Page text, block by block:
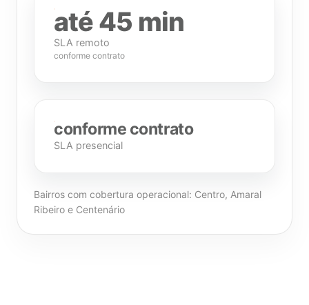
até 45 min
SLA remoto
conforme contrato
conforme contrato
SLA presencial
Bairros com cobertura operacional: Centro, Amaral
Ribeiro e Centenário